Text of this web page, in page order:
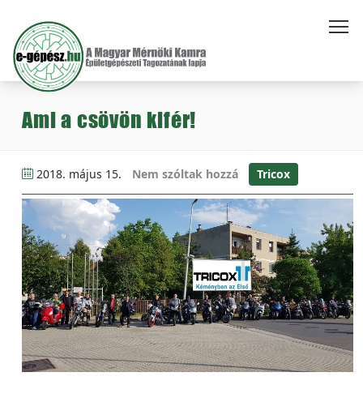
Ami a csövön kifér!
2018. május 15. Nem szóltak hozzá Tricox